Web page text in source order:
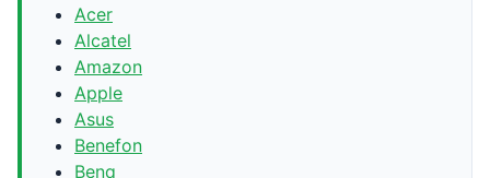
Acer
Alcatel
Amazon
Apple
Asus
Benefon
Benq